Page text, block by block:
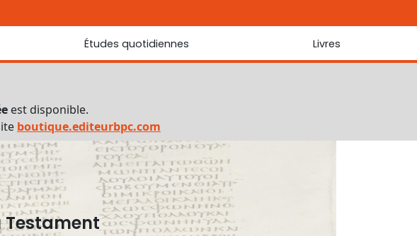
Dictionnaire français du Nouveau Testament
Questionnaire de connaissances du Nouveau Testament
Études quotidiennes Livres
est disponible.
boutique.editeurbpc.com
Testament